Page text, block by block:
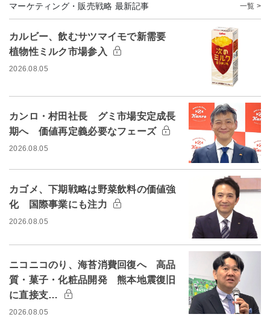
マーケティング・販売戦略 最新記事 一覧 >
カルビー、飲むサツマイモで新需要
植物性ミルク市場参入
2026.08.05
カンロ・村田社長 グミ市場安定成長
期へ 価値再定義必要なフェーズ
2026.08.05
カゴメ、下期戦略は野菜飲料の価値強
化 国際事業にも注力
2026.08.05
ニコニコのり、海苔消費回復へ 高品
質・菓子・化粧品開発 熊本地震復旧
に直接支…
2026.08.05